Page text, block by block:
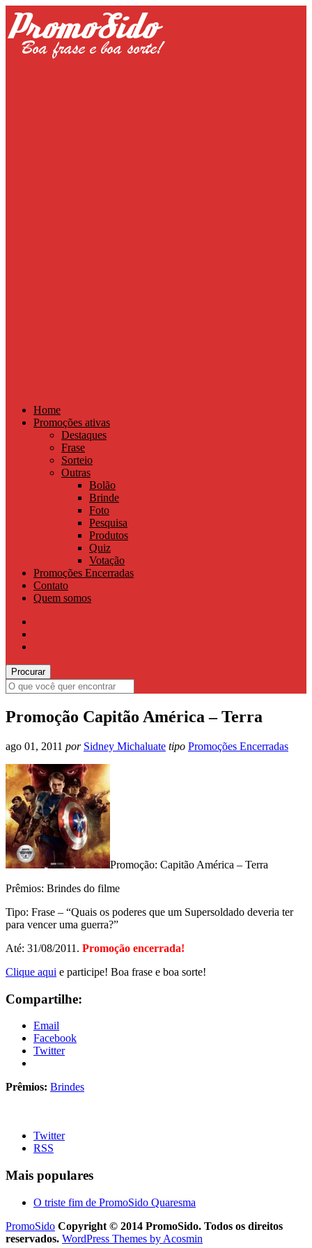
Home
Promoções ativas
Destaques
Frase
Sorteio
Outras
Bolão
Brinde
Foto
Pesquisa
Produtos
Quiz
Votação
Promoções Encerradas
Contato
Quem somos
Promoção Capitão América – Terra
ago 01, 2011 por Sidney Michaluate tipo Promoções Encerradas
Promoção: Capitão América – Terra
Prêmios: Brindes do filme
Tipo: Frase – “Quais os poderes que um Supersoldado deveria ter
para vencer uma guerra?”
Até: 31/08/2011. Promoção encerrada!
Clique aqui e participe! Boa frase e boa sorte!
Compartilhe:
Email
Facebook
Twitter
Prêmios: Brindes
Twitter
RSS
Mais populares
O triste fim de PromoSido Quaresma
PromoSido Copyright © 2014 PromoSido. Todos os direitos
reservados. WordPress Themes by Acosmin